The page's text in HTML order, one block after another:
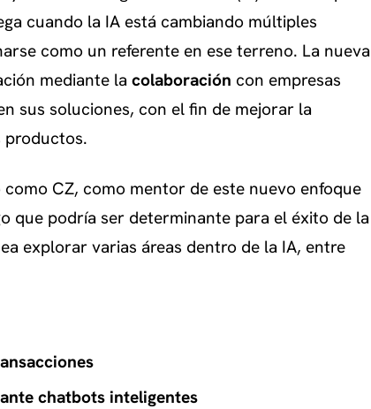
cuando la IA está cambiando múltiples
como un referente en ese terreno. La nueva
mediante la colaboración con empresas
sus soluciones, con el fin de mejorar la
productos.
CZ, como mentor de este nuevo enfoque
que podría ser determinante para el éxito de la
explorar varias áreas dentro de la IA, entre
chatbots inteligentes